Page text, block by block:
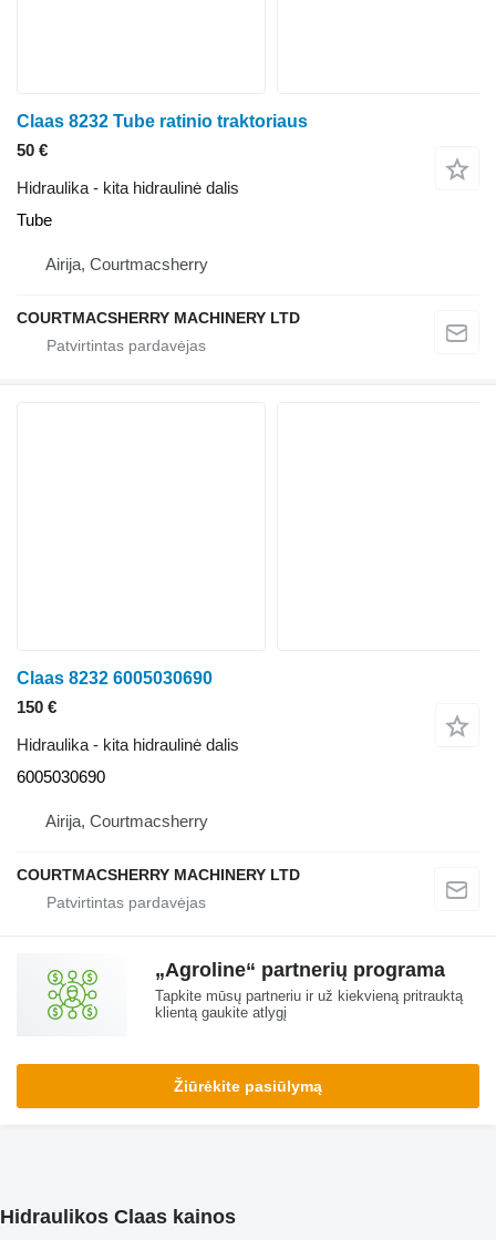
Claas 8232 Tube ratinio traktoriaus
50 €
Hidraulika - kita hidraulinė dalis
Tube
Airija, Courtmacsherry
COURTMACSHERRY MACHINERY LTD
Claas 8232 6005030690
150 €
Hidraulika - kita hidraulinė dalis
6005030690
Airija, Courtmacsherry
COURTMACSHERRY MACHINERY LTD
„Agroline“ partnerių programa
Tapkite mūsų partneriu ir už kiekvieną pritrauktą
klientą gaukite atlygį
Žiūrėkite pasiūlymą
Hidraulikos Claas kainos